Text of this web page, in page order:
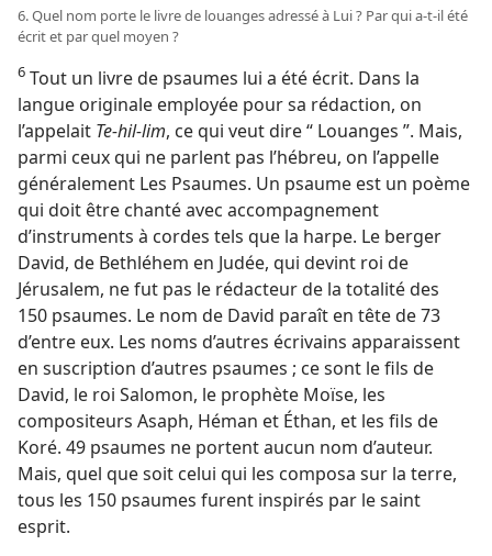
6. Quel nom porte le livre de louanges adressé à Lui ? Par qui a-​t-​il été
écrit et par quel moyen ?
6 Tout un livre de psaumes lui a été écrit. Dans la
langue originale employée pour sa rédaction, on
l’appelait Te-hil-lim, ce qui veut dire “ Louanges ”. Mais,
parmi ceux qui ne parlent pas l’hébreu, on l’appelle
généralement Les Psaumes. Un psaume est un poème
qui doit être chanté avec accompagnement
d’instruments à cordes tels que la harpe. Le berger
David, de Bethléhem en Judée, qui devint roi de
Jérusalem, ne fut pas le rédacteur de la totalité des
150 psaumes. Le nom de David paraît en tête de 73
d’entre eux. Les noms d’autres écrivains apparaissent
en suscription d’autres psaumes ; ce sont le fils de
David, le roi Salomon, le prophète Moïse, les
compositeurs Asaph, Héman et Éthan, et les fils de
Koré. 49 psaumes ne portent aucun nom d’auteur.
Mais, quel que soit celui qui les composa sur la terre,
tous les 150 psaumes furent inspirés par le saint
esprit.